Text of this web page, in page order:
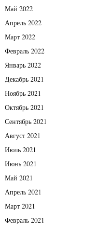
Май 2022
Апрель 2022
Март 2022
Февраль 2022
Январь 2022
Декабрь 2021
Ноябрь 2021
Октябрь 2021
Сентябрь 2021
Август 2021
Июль 2021
Июнь 2021
Май 2021
Апрель 2021
Март 2021
Февраль 2021